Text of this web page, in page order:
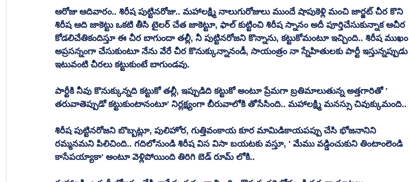
ఆరోజు ఆదివారం.. శిరీష పుట్టినరోజు.. మహాలక్ష్మి నాలుగురోజులు ముందే షాపుకెళ్లి మంచి జార్జట్ చీర కొని
శిరీష ఆది జాకెట్టు ఒకటి తీసి టైలర్ చేత జాకెట్టూ, ఫాల్ కుట్టించి శిరీష స్నానం అదీ పూర్తిచేసుకున్నాక ఆచీర
కోడలిచేతికందిస్తూ ఈ చీర బాగుందా తల్లీ, నీ పుట్టినరోజని కొన్నాను, కట్టుకోమంటూ ఇచ్చింది.. శిరీష ముఖం
అప్రసన్నంగా చేసుకుంటూ నేను వేరే చీర కొనుక్కున్నానండీ, సాయంత్రం నా స్నేహితులకు పార్టీ ఇస్తున్నప్పుడు
ఇటువంటి చీరలు కట్టుకుంటే బాగుండవు.
పార్టీకి నీవు కొనుక్కున్నది కట్టుకో తల్లీ, ఇప్పుడిది కట్టుకో అంటూ ప్రేమగా బ్రతిమాలుతున్న అత్తగారితో '
తరువాతెప్పుడో కట్టుకుంటానంటూ' నిర్లక్ష్యంగా బీరువాలోకి తోసేసింది.. మహాలక్ష్మి మనస్సు చివుక్కుమంది..
శిరీష పుట్టినరోజని బొబ్బట్లూ, పులిహోర, గుత్తివంకాయ కూర మామిడికాయపప్పు చేసి భోజనానిని
రమ్మనమని పిలిచింది.. గదిలోనుండి శిరీష విస విసా బయటకు వస్తూ, ' మేము వడ్డించుకుని తింటాంలెండి
కాసేపయ్యాకా' అంటూ వెళ్లిపోయింది తిరిగి బెడ్ రూమ్ లోకి..